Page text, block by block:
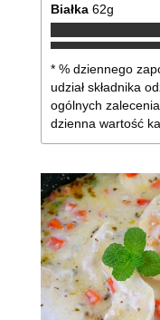
Białka 62g
* % dziennego
udział składnika
ogólnych
dzienna wartość